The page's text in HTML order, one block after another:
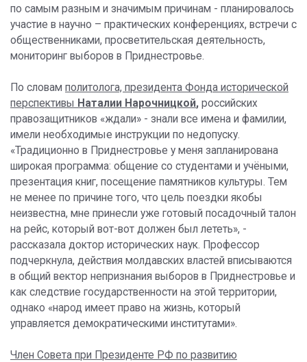
по самым разным и значимым причинам - планировалось
участие в научно – практических конференциях, встречи с
общественниками, просветительская деятельность,
мониторинг выборов в Приднестровье.
По словам политолога, президента Фонда исторической
перспективы Наталии Нарочницкой, российских
правозащитников «ждали» - знали все имена и фамилии,
имели необходимые инструкции по недопуску.
«Традиционно в Приднестровье у меня запланирована
широкая программа: общение со студентами и учёными,
презентация книг, посещение памятников культуры. Тем
не менее по причине того, что цель поездки якобы
неизвестна, мне принесли уже готовый посадочный талон
на рейс, который вот-вот должен был лететь», -
рассказала доктор исторических наук. Профессор
подчеркнула, действия молдавских властей вписываются
в общий вектор непризнания выборов в Приднестровье и
как следствие государственности на этой территории,
однако «народ имеет право на жизнь, который
управляется демократическими институтами».
Член Совета при Президенте РФ по развитию